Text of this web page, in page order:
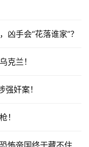
凶手会“花落谁家”？
克兰！
奸案！
！
怖帝国终于藏不住